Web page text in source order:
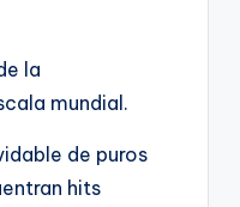
la
mundial.
de puros
hits